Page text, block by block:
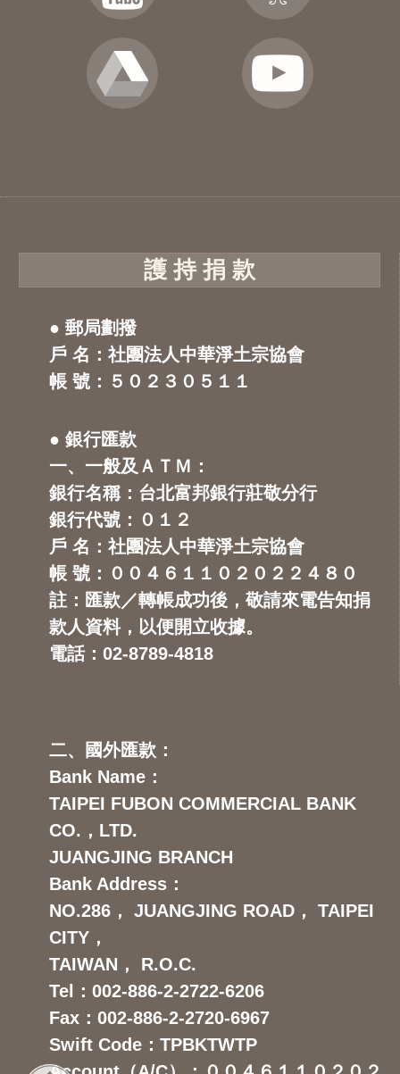
護 持 捐 款
● 郵局劃撥
戶 名：社團法人中華淨土宗協會
帳 號：５０２３０５１１
● 銀行匯款
一、一般及ＡＴＭ：
銀行名稱：台北富邦銀行莊敬分行
銀行代號：０１２
戶 名：社團法人中華淨土宗協會
帳 號：００４６１１０２０２２４８０
註：匯款／轉帳成功後，敬請來電告知捐
款人資料，以便開立收據。
電話：02-8789-4818
二、國外匯款：
Bank Name：
TAIPEI FUBON COMMERCIAL BANK
CO.，LTD.
JUANGJING BRANCH
Bank Address：
NO.286， JUANGJING ROAD， TAIPEI
CITY，
TAIWAN， R.O.C.
Tel：002-886-2-2722-6206
Fax：002-886-2-2720-6967
Swift Code：TPBKTWTP